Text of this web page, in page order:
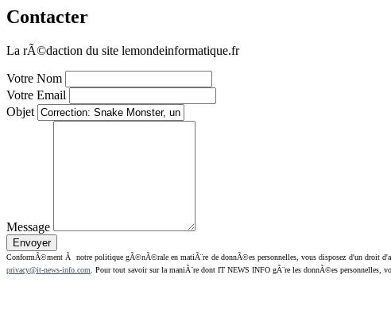
Contacter
La rÃ©daction du site lemondeinformatique.fr
Votre Nom
Votre Email
Objet
Message
ConformÃ©ment Ã notre politique gÃ©nÃ©rale en matiÃ¨re de donnÃ©es personnelles, vous disposez d'un droit
privacy@it-news-info.com . Pour tout savoir sur la maniÃ¨re dont IT NEWS INFO gÃ¨re les donnÃ©es personnelles,